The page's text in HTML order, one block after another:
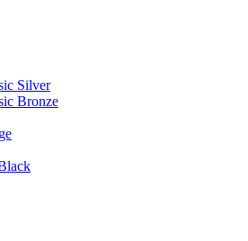
Silver
Bronze